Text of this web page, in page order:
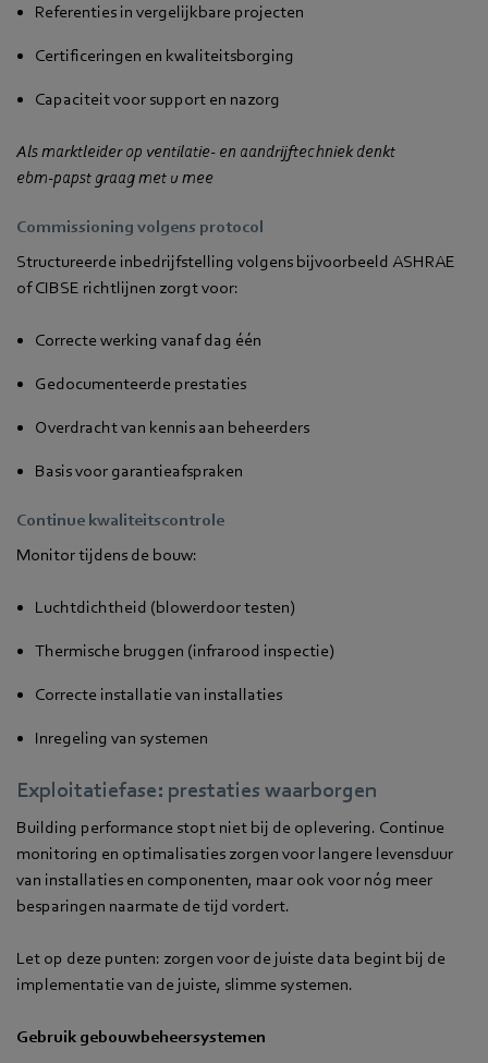
Referenties in vergelijkbare projecten
Certificeringen en kwaliteitsborging
Capaciteit voor support en nazorg
Als marktleider op ventilatie- en aandrijftechniek denkt
ebm‑papst graag met u mee
Commissioning volgens protocol
Structureerde inbedrijfstelling volgens bijvoorbeeld ASHRAE
of CIBSE richtlijnen zorgt voor:
Correcte werking vanaf dag één
Gedocumenteerde prestaties
Overdracht van kennis aan beheerders
Basis voor garantieafspraken
Continue kwaliteitscontrole
Monitor tijdens de bouw:
Luchtdichtheid (blowerdoor testen)
Thermische bruggen (infrarood inspectie)
Correcte installatie van installaties
Inregeling van systemen
Exploitatiefase: prestaties waarborgen
Building performance stopt niet bij de oplevering. Continue
monitoring en optimalisaties zorgen voor langere levensduur
van installaties en componenten, maar ook voor nóg meer
besparingen naarmate de tijd vordert.
Let op deze punten: zorgen voor de juiste data begint bij de
implementatie van de juiste, slimme systemen.
Gebruik gebouwbeheersystemen